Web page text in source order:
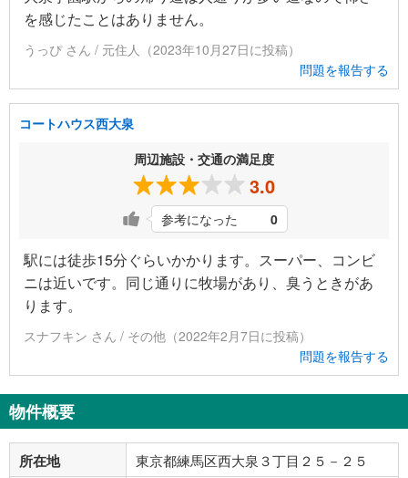
を感じたことはありません。
うっぴ さん / 元住人（2023年10月27日に投稿）
問題を報告する
コートハウス西大泉
周辺施設・交通の満足度
3.0
参考になった 0
駅には徒歩15分ぐらいかかります。スーパー、コンビ
ニは近いです。同じ通りに牧場があり、臭うときがあ
ります。
スナフキン さん / その他（2022年2月7日に投稿）
問題を報告する
物件概要
所在地 東京都練馬区西大泉３丁目２５－２５